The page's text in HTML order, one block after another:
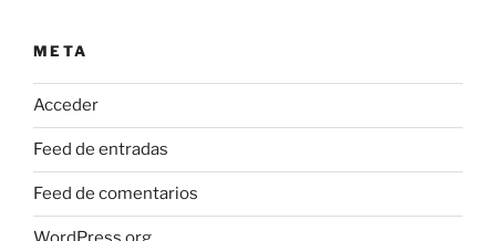
META
Acceder
Feed de entradas
Feed de comentarios